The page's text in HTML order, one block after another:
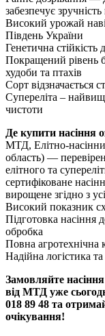
забезпечує
Високий урожай
Південь України
Генетична
Покращений рівень
худоби та птахів
Сорт відзначається
Супереліта –
чистоти
Де купити насіння
МТД, Елітно-
область) —
елітного та
сертифіковане
вирощене згідно з
Високий показник
Підготовка насіння
обробка
Повна агротехнічна
Надійна логістика
Замовляйте
від МТД уже
018 89 48 та
очікування!